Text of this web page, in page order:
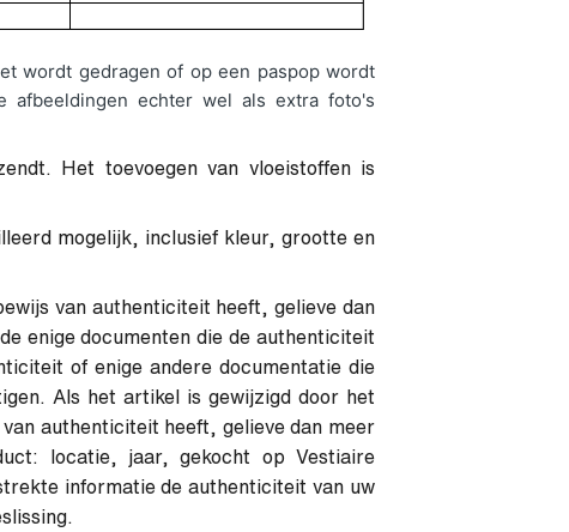
wordt gedragen of op een paspop wordt
afbeeldingen echter wel als extra foto's
Het toevoegen van vloeistoffen is
mogelijk, inclusief kleur, grootte en
van authenticiteit heeft, gelieve dan
enige documenten die de authenticiteit
of enige andere documentatie die
Als het artikel is gewijzigd door het
authenticiteit heeft, gelieve dan meer
locatie, jaar, gekocht op Vestiaire
informatie de authenticiteit van uw